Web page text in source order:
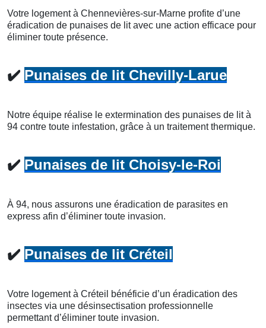
Votre logement à Chennevières-sur-Marne profite d’une
éradication de punaises de lit avec une action efficace pour
éliminer toute présence.
✔️ Punaises de lit Chevilly-Larue
Notre équipe réalise le extermination des punaises de lit à
94 contre toute infestation, grâce à un traitement thermique.
✔️ Punaises de lit Choisy-le-Roi
À 94, nous assurons une éradication de parasites en
express afin d’éliminer toute invasion.
✔️ Punaises de lit Créteil
Votre logement à Créteil bénéficie d’un éradication des
insectes via une désinsectisation professionnelle
permettant d’éliminer toute invasion.